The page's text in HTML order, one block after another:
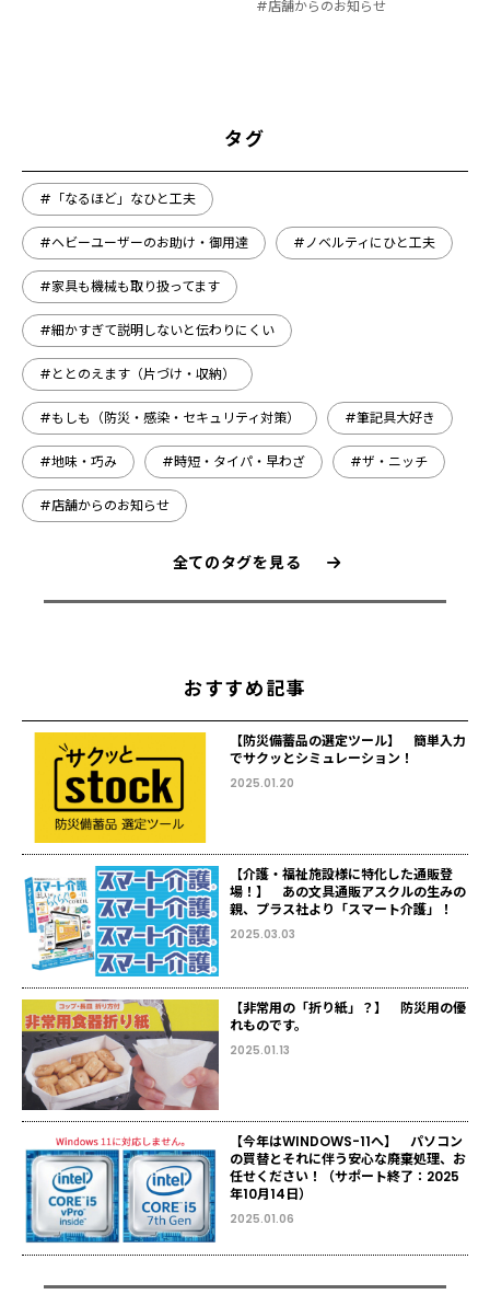
#店舗からのお知らせ
タグ
#「なるほど」なひと工夫
#ヘビーユーザーのお助け・御用達 #ノベルティにひと工夫
#家具も機械も取り扱ってます
#細かすぎて説明しないと伝わりにくい
#ととのえます（片づけ・収納）
#もしも（防災・感染・セキュリティ対策） #筆記具大好き
#地味・巧み #時短・タイパ・早わざ #ザ・ニッチ
#店舗からのお知らせ
全てのタグを見る
おすすめ記事
【防災備蓄品の選定ツール】 簡単入力
でサクッとシミュレーション！
2025.01.20
【介護・福祉施設様に特化した通販登
場！】 あの文具通販アスクルの生みの
親、プラス社より「スマート介護」！
2025.03.03
【非常用の「折り紙」？】 防災用の優
れものです。
2025.01.13
【今年はWINDOWS-11へ】 パソコン
の買替とそれに伴う安心な廃棄処理、お
任せください！（サポート終了：2025
年10月14日）
2025.01.06